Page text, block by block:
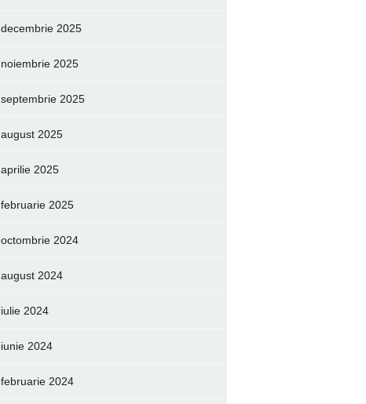
decembrie 2025
noiembrie 2025
septembrie 2025
august 2025
aprilie 2025
februarie 2025
octombrie 2024
august 2024
iulie 2024
iunie 2024
februarie 2024